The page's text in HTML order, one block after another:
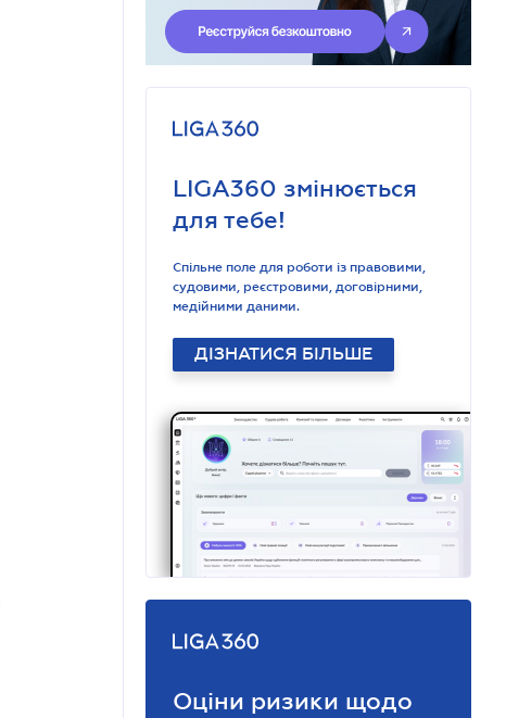
LIGA360 змінюється
для тебе!
Спільне поле для роботи із правовими,
судовими, реєстровими, договірними,
медійними даними.
ДІЗНАТИСЯ БІЛЬШЕ
Оціни ризики щодо